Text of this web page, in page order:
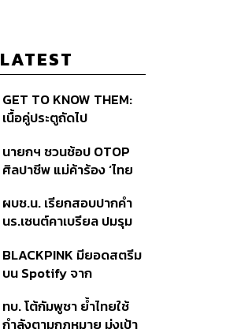
LATEST
GET TO KNOW THEM:
เนื้อคู่ประตูถัดไป
นายกฯ ชวนช้อป OTOP
ศิลปาชีพ แม่ค้าร้อง ‘ไทย
ถามมีต่อไหม นายกฯ ตอบ
‘เดี๋ยวจะพยายาม’
ผบช.น. เรียกสอบปากคำ
นร.เซนต์คาเบรียล ปมรุม
ดำเนินคดีแล้ว
BLACKPINK มียอดสตรีม
บน Spotify จาก
ครั้ง ตลอด 10 ปีที่ผ่านมา
ทบ. โต้กัมพูชา ย้ำไทยใช้
กำลังตามกฎหมาย มุ่งเป้า